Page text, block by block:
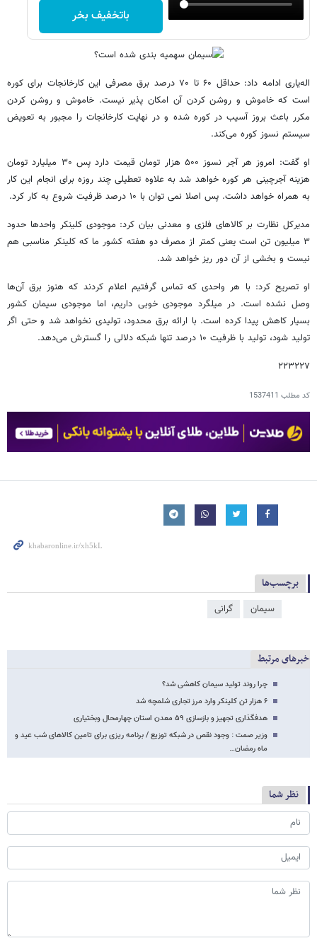
باتخفیف بخر
اله‌یاری ادامه داد: حداقل ۶۰ تا ۷۰ درصد برق مصرفی این کارخانجات برای کوره
است که خاموش و روشن کردن آن امکان پذیر نیست. خاموش و روشن کردن
مکرر باعث بروز آسیب در کوره شده و در نهایت کارخانجات را مجبور به تعویض
سیستم نسوز کوره می‌کند.
او گفت: امروز هر آجر نسوز ۵۰۰ هزار تومان قیمت دارد پس ۳۰ میلیارد تومان
هزینه آجرچینی هر کوره خواهد شد به علاوه تعطیلی چند روزه برای انجام این کار
به همراه خواهد داشت. پس اصلا نمی توان با ۱۰ درصد ظرفیت شروع به کار کرد.
مدیرکل نظارت بر کالاهای فلزی و معدنی بیان کرد: موجودی کلینکر واحدها حدود
۳ میلیون تن است یعنی کمتر از مصرف دو هفته کشور ما که کلینکر مناسبی هم
نیست و بخشی از آن دور ریز خواهد شد.
او تصریح کرد: با هر واحدی که تماس گرفتیم اعلام کردند که هنوز برق آن‌ها
وصل نشده است. در میلگرد موجودی خوبی داریم، اما موجودی سیمان کشور
بسیار کاهش پیدا کرده است. با ارائه برق محدود، تولیدی نخواهد شد و حتی اگر
تولید شود، تولید با ظرفیت ۱۰ درصد تنها شبکه دلالی را گسترش می‌دهد.
۲۲۳۲۲۷
کد مطلب 1537411
برچسب‌ها
سیمان گرانی
خبرهای مرتبط
چرا روند تولید سیمان کاهشی شد؟
۶ هزار تن کلینکر وارد مرز تجاری شلمچه شد
هدفگذاری تجهیز و بازسازی ۵۹ معدن استان چهارمحال وبختیاری
وزیر صمت : وجود نقص در شبکه توزیع / برنامه ریزی برای تامین کالاهای شب عید و
ماه رمضان…
نظر شما